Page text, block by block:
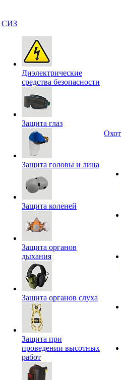
СИЗ
Диэлектрические
средства безопасности
Защита глаз
Защита головы и лица
Защита коленей
Защита органов
дыхания
Защита органов слуха
Защита при
проведении высотных
работ